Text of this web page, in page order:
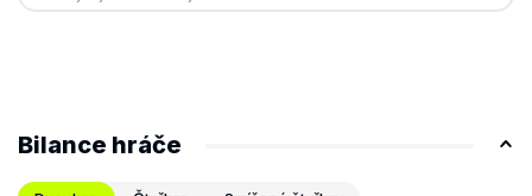
Bilance hráče